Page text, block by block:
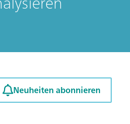
Neuheiten abonnieren